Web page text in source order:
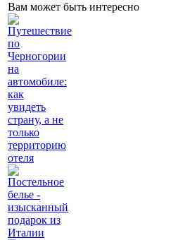
Вам может быть интересно
Путешествие
по
Черногории
на
автомобиле:
как
увидеть
страну, а не
только
территорию
отеля
Постельное
белье -
изысканный
подарок из
Италии